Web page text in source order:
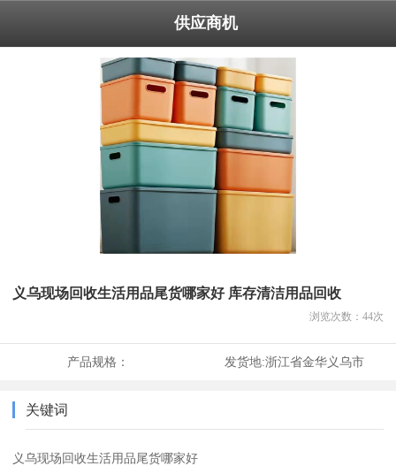
供应商机
义乌现场回收生活用品尾货哪家好 库存清洁用品回收
浏览次数： 44次
产品规格： 发货地:浙江省金华义乌市
关键词
义乌现场回收生活用品尾货哪家好